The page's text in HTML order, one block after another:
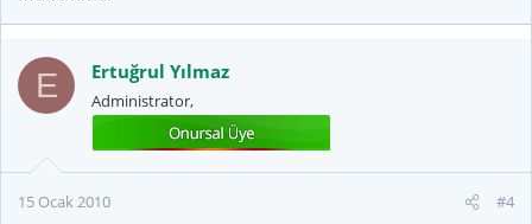
E Ertuğrul Yılmaz
Administrator,
15 Ocak 2010 #4